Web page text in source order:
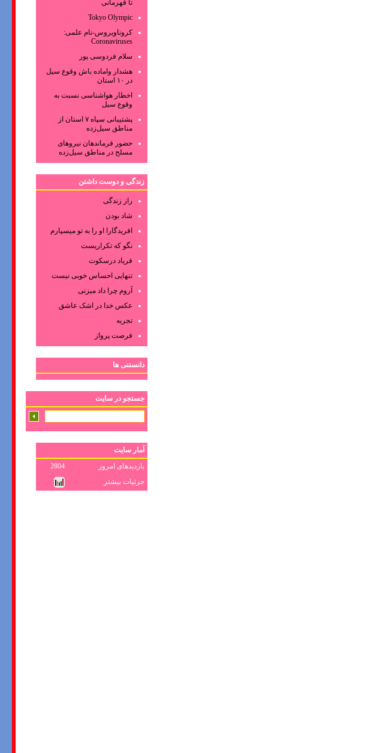
تا قهرمانی
Tokyo Olympic
کروناویروس‌-نام علمی:
Coronaviruses
سلام فردوسی پور
هشدار واماده باش وقوع سیل
در ۱۰ استان
اخطار هواشناسی نسبت به
وقوع سیل
پشتیبانی سپاه ۷ استان از
مناطق سیل‌زده
حضور فرماندهان نیروهای
مسلح در مناطق سیل‌زده
زندگی و دوست داشتن
راز زندگی
شاد بودن
افریدگارا او را به تو میسپارم
نگو که تکراریست
فریاد درسکوت
تنهایی احساس خوبی نیست
آروم چرا داد میزنی
عکس‌ خدا در اشک‌ عاشق‌
تجربه
فرصت پرواز
دانستنی ها
جستجو در سایت
آمار سایت
بازدیدهای امروز
2804
جزئیات بیشتر